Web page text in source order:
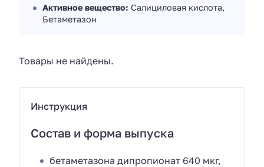
Активное вещество: Салициловая кислота,
Бетаметазон
Товары не найдены.
Инструкция
Состав и форма выпуска
бетаметазона дипропионат 640 мкг,